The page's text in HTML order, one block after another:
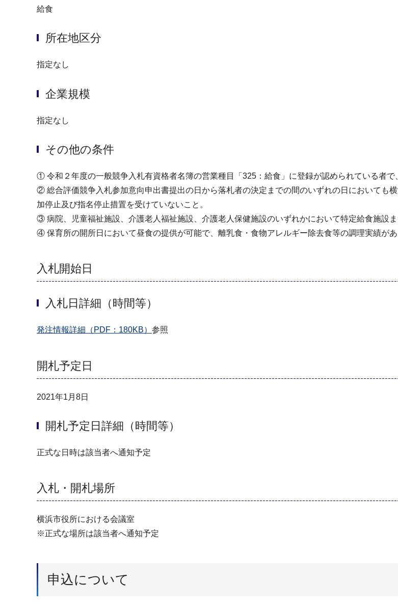
給食
所在地区分
指定なし
企業規模
指定なし
その他の条件
① 令和２年度の一般競争入札有資格者名簿の営業種目「325：給食」に登録が認められている者で
② 総合評価競争入札参加意向申出書提出の日から落札者の決定までの間のいずれの日においても
加停止及び指名停止措置を受けていないこと。
③ 病院、児童福祉施設、介護老人福祉施設、介護老人保健施設のいずれかにおいて特定給食施設
④ 保育所の開所日において昼食の提供が可能で、離乳食・食物アレルギー除去食等の調理実績があ
入札開始日
入札日詳細（時間等）
発注情報詳細（PDF：180KB） 参照
開札予定日
2021年1月8日
開札予定日詳細（時間等）
正式な日時は該当者へ通知予定
入札・開札場所
横浜市役所における会議室
※正式な場所は該当者へ通知予定
申込について